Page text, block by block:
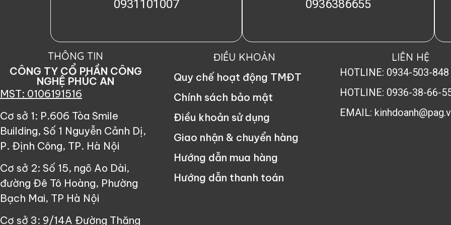
0931101007
0936386655
THÔNG TIN
CÔNG TY CỔ PHẦN CÔNG
NGHỆ PHÚC AN
MST: 0106191516
Cơ sở 1: P.606 Tòa Smile
Building, Số 1 Nguyễn Cảnh Dị,
P. Định Công, TP. Hà Nội
Cơ sở 2: Số 15, ngõ Ao Dài,
đường Đê Tô Hoàng, Phường
Bạch Mai, TP Hà Nội
Cơ sở 3: 9/14A Đường Thăng
ĐIỀU KHOẢN
Quy chế hoạt động TMĐT
Chính sách bảo mật
Điều khoản sử dụng
Giao nhận & chuyển hàng
Hướng dẫn mua hàng
Hướng dẫn thanh toán
LIÊN HỆ
HOTLINE: 0934-503-848
HOTLINE: 0936-38-66-
EMAIL: